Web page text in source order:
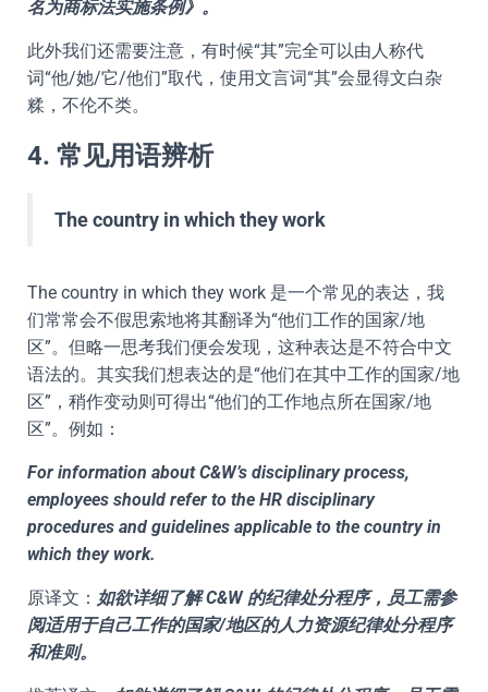
名为商标法实施条例》。
此外我们还需要注意，有时候“其”完全可以由人称代
词“他/她/它/他们”取代，使用文言词“其”会显得文白杂
糅，不伦不类。
4. 常见用语辨析
The country in which they work
The country in which they work 是一个常见的表达，我
们常常会不假思索地将其翻译为“他们工作的国家/地
区”。但略一思考我们便会发现，这种表达是不符合中文
语法的。其实我们想表达的是“他们在其中工作的国家/地
区”，稍作变动则可得出“他们的工作地点所在国家/地
区”。例如：
For information about C&W’s disciplinary process,
employees should refer to the HR disciplinary
procedures and guidelines applicable to the country in
which they work.
原译文： 如欲详细了解 C&W 的纪律处分程序，员工需参
阅适用于自己工作的国家/地区的人力资源纪律处分程序
和准则。